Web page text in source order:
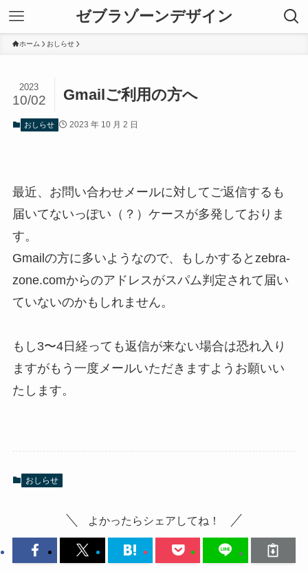
ゼブラゾーンデザイン
ホーム おしらせ
Gmailご利用の方へ
2023
10/02
おしらせ 2023 年 10 月 2 日
最近、お問い合わせメールに対してご返信するも
届いてないっぽい（？）ケースが多発しておりま
す。
Gmailの方に多いようなので、もしかするとzebra-
zone.comからのアドレスがスパム判定されて届い
ていないのかもしれません。
もし3〜4日経っても返信が来ない場合は恐れ入り
ますがもう一度メールいただきますようお願いい
たします。
おしらせ
よかったらシェアしてね！